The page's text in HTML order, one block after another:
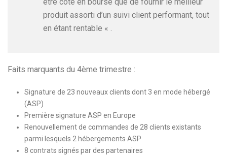
produit assorti d’un suivi client performant, tout
en étant rentable « .
Faits marquants du 4ème trimestre :
Signature de 23 nouveaux clients dont 3 en mode hébergé
(ASP)
Première signature ASP en Europe
Renouvellement de commandes de 28 clients existants
parmi lesquels 2 hébergements ASP
8 contrats signés par des partenaires